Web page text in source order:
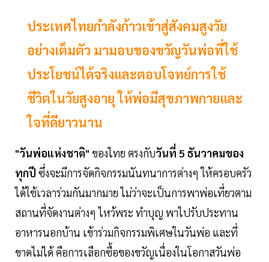
ประเทศไทยกำลังก้าวเข้าสู่สังคมสูงวัย
อย่างเต็มตัว มามอบของขวัญวันพ่อที่ใช้
ประโยชน์ได้จริงและตอบโจทย์การใช้
ชีวิตในวัยสูงอายุ ให้พ่อมีสุขภาพกายและ
ใจที่ดียาวนาน
"วันพ่อแห่งชาติ" ของไทย ตรงกับวันที่ 5 ธันวาคมของ
ทุกปี ซึ่งจะมีการจัดกิจกรรมนันทนาการต่างๆ ให้ครอบครัว
ได้ใช้เวลาร่วมกันมากมาย ไม่ว่าจะเป็นการพาพ่อเที่ยวตาม
สถานที่จัดงานต่างๆ ไหว้พระ ทำบุญ พาไปรับประทาน
อาหารนอกบ้าน เข้าร่วมกิจกรรมพิเศษในวันพ่อ และที่
ขาดไม่ได้ คือการเลือกซื้อของขวัญเนื่องในโอกาสวันพ่อ